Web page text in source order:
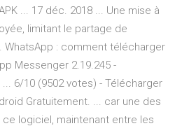
... 17 déc. 2018 ... Une mise à
limitant le partage de
: comment télécharger
Messenger 2.19.245 -
6/10 (9502 votes) - Télécharger
Gratuitement. ... car une des
logiciel, maintenant entre les